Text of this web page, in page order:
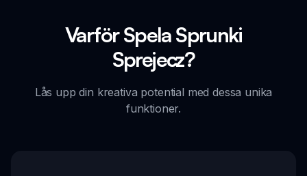
Varför Spela Sprunki
Sprejecz?
Lås upp din kreativa potential med dessa unika
funktioner.